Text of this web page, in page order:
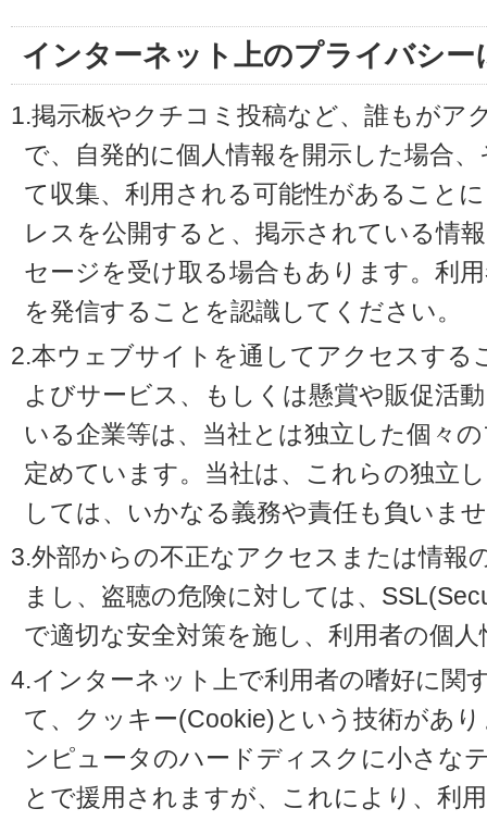
インターネット上のプライバシー
1.掲示板やクチコミ投稿など、誰もがア
で、自発的に個人情報を開示した場合
て収集、利用される可能性があること
レスを公開すると、掲示されている情
セージを受け取る場合もあります。利
を発信することを認識してください。
2.本ウェブサイトを通してアクセスする
よびサービス、もしくは懸賞や販促活
いる企業等は、当社とは独立した個々
定めています。当社は、これらの独立
しては、いかなる義務や責任も負いま
3.外部からの不正なアクセスまたは情報
まし、盗聴の危険に対しては、
で適切な安全対策を施し、利用者の個
4.インターネット上で利用者の嗜好に関
て、クッキー(Cookie)という技術があ
ンピュータのハードディスクに小さな
とで援用されますが、これにより、利